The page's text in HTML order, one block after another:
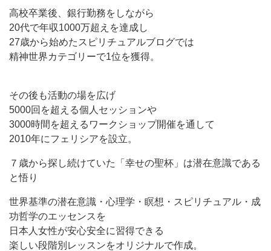
高校卒業後、銀行勤務をしながら
20代で年収1000万超えを達成し
27歳から始めたスピリチュアルブログでは
精神世界カテゴリーで1位を獲得。
その後も活動の場を広げ
5000回を超える個人セッションや
3000時間を超えるワークショップ開催を通して
2010年にフェリシアを設立。
７歳から探し続けていた「幸せの聖杯」は潜在意識である
と悟り
世界基準の潜在意識・心理学・瞑想・スピリチュアル・成
功哲学のエッセンスを
日本人女性が安心安全に習得できる
楽しい段階別レッスンをオリジナルで作成。